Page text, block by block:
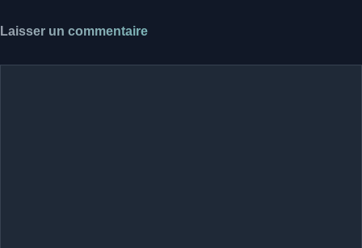
Laisser un commentaire